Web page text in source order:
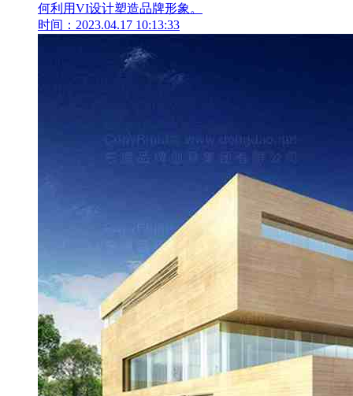
何利用VI设计塑造品牌形象。
时间：2023.04.17 10:13:33